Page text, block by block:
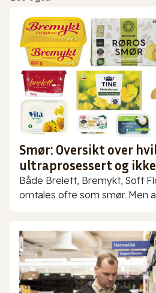
Smør: Oversikt over
ultraprosessert og ikke
Både Brelett, Bremykt, Soft
omtales ofte som smør. Men